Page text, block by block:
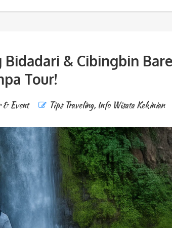
& Cibingbin
Tour!
& Event Tips Traveling, Info Wisata Kekinian